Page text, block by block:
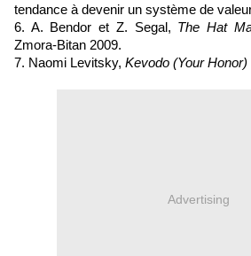
tendance à devenir un système de
6. A. Bendor et Z. Segal, The Hat
Zmora-Bitan 2009.
7. Naomi Levitsky, Kevodo (Your Honor)
Advertising